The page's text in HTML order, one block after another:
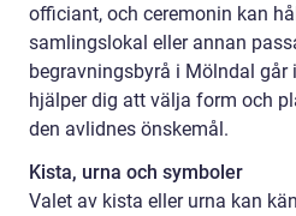
officiant, och ceremonin kan
samlingslokal eller annan
begravningsbyrå i Mölndal går
hjälper dig att välja form och
den avlidnes önskemål.
Kista, urna och symboler
Valet av kista eller urna kan